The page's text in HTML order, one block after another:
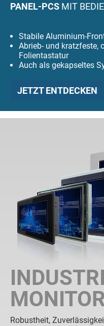
PANEL-PCS MIT
Stabile Aluminium-
Abrieb- und kratzfeste,
Folientastatur
Auch als gekapseltes
JETZT ENTDECKEN
Robustheit,